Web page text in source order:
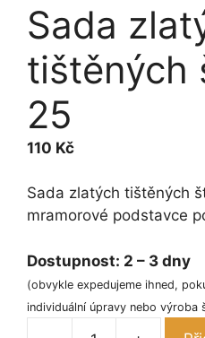
Sada
tištěných
25
110 Kč
Sada zlatých tištěných
mramorové podstavce
Dostupnost: 2 – 3 dny
(obvykle expedujeme ihned,
individuální úpravy nebo výroba